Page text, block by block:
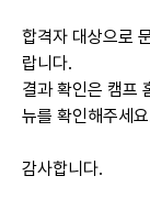
합격자 대상으로
랍니다.
결과 확인은 캠프
뉴를 확인해주세
감사합니다.